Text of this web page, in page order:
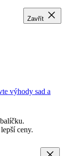
výhody sad a
ceny.
Zavřít
Zavřít
Zavřít